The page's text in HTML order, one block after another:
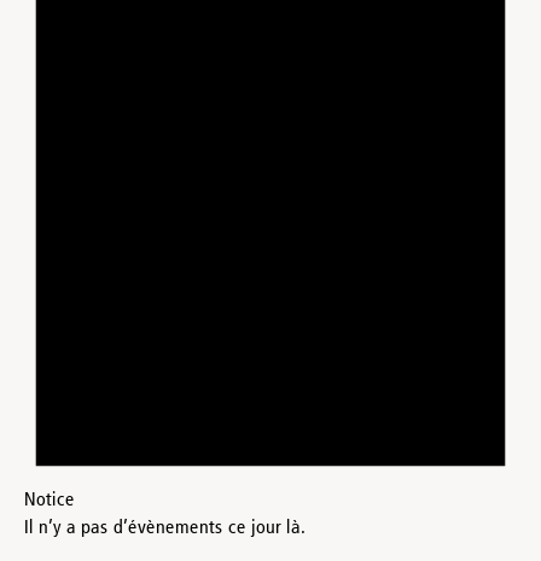
Notice
Il n’y a pas d’évènements ce jour là.